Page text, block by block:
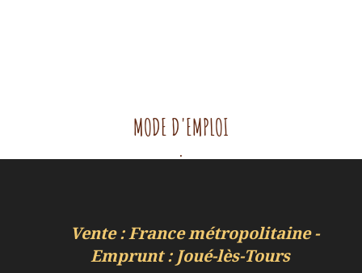
MODE D'EMPLOI
.
Vente : France métropolitaine -
Emprunt : Joué-lès-Tours